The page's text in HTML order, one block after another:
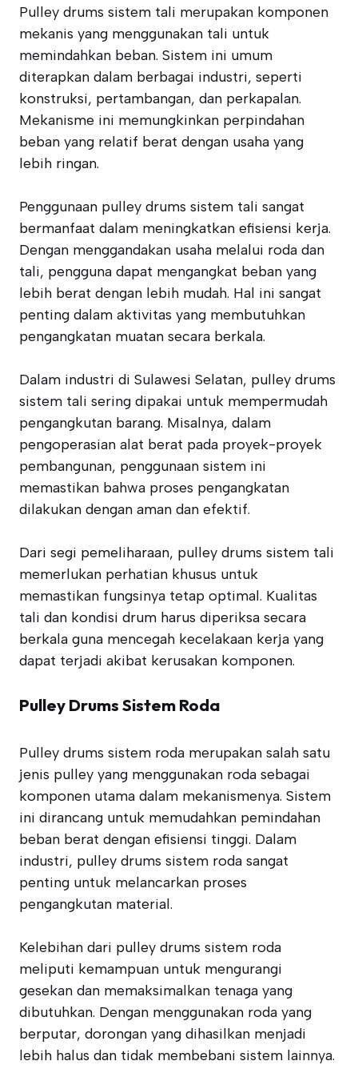
Pulley drums sistem tali merupakan komponen
mekanis yang menggunakan tali untuk
memindahkan beban. Sistem ini umum
diterapkan dalam berbagai industri, seperti
konstruksi, pertambangan, dan perkapalan.
Mekanisme ini memungkinkan perpindahan
beban yang relatif berat dengan usaha yang
lebih ringan.
Penggunaan pulley drums sistem tali sangat
bermanfaat dalam meningkatkan efisiensi kerja.
Dengan menggandakan usaha melalui roda dan
tali, pengguna dapat mengangkat beban yang
lebih berat dengan lebih mudah. Hal ini sangat
penting dalam aktivitas yang membutuhkan
pengangkatan muatan secara berkala.
Dalam industri di Sulawesi Selatan, pulley drums
sistem tali sering dipakai untuk mempermudah
pengangkutan barang. Misalnya, dalam
pengoperasian alat berat pada proyek-proyek
pembangunan, penggunaan sistem ini
memastikan bahwa proses pengangkatan
dilakukan dengan aman dan efektif.
Dari segi pemeliharaan, pulley drums sistem tali
memerlukan perhatian khusus untuk
memastikan fungsinya tetap optimal. Kualitas
tali dan kondisi drum harus diperiksa secara
berkala guna mencegah kecelakaan kerja yang
dapat terjadi akibat kerusakan komponen.
Pulley Drums Sistem Roda
Pulley drums sistem roda merupakan salah satu
jenis pulley yang menggunakan roda sebagai
komponen utama dalam mekanismenya. Sistem
ini dirancang untuk memudahkan pemindahan
beban berat dengan efisiensi tinggi. Dalam
industri, pulley drums sistem roda sangat
penting untuk melancarkan proses
pengangkutan material.
Kelebihan dari pulley drums sistem roda
meliputi kemampuan untuk mengurangi
gesekan dan memaksimalkan tenaga yang
dibutuhkan. Dengan menggunakan roda yang
berputar, dorongan yang dihasilkan menjadi
lebih halus dan tidak membebani sistem lainnya.